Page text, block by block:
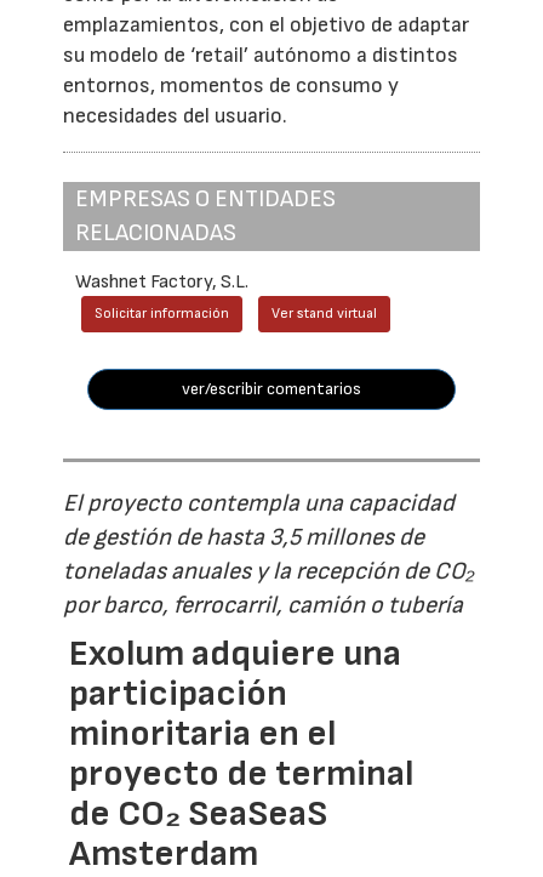
emplazamientos, con el objetivo de adaptar
su modelo de ‘retail’ autónomo a distintos
entornos, momentos de consumo y
necesidades del usuario.
EMPRESAS O ENTIDADES
RELACIONADAS
Washnet Factory, S.L.
Solicitar información Ver stand virtual
ver/escribir comentarios
El proyecto contempla una capacidad
de gestión de hasta 3,5 millones de
toneladas anuales y la recepción de CO₂
por barco, ferrocarril, camión o tubería
Exolum adquiere una
participación
minoritaria en el
proyecto de terminal
de CO₂ SeaSeaS
Amsterdam